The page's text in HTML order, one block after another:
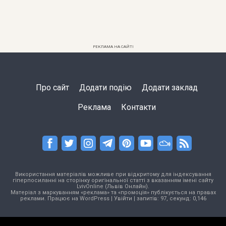
РЕКЛАМА НА САЙТІ
Про сайт Додати подію Додати заклад
Реклама Контакти
Використання матеріалів можливе при відкритому для індексування
гіперпосиланні на сторінку оригінальної статті з вказанням імені сайту
LvivOnline (Львів Онлайн).
Матеріал з маркуванням «реклама» та «промоція» публікується на правах
реклами. Працює на WordPress| Увійти | запитів: 97, секунд: 0,146